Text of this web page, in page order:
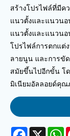
สร้างโปรไฟล์ที่มีค
แนวตั้งและแนวนอ
แนวตั้งและแนวนอ
โปรไฟล์การตกแต่
ลายนูน และการขั
สมัยขึ้นไปอีกขั้น โ
มิเนียมอัลลอยด์คุณ
Facebook
X